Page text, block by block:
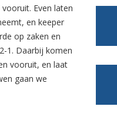
Even laten
en keeper
op zaken en
1. Daarbij komen
vooruit, en laat
gaan we